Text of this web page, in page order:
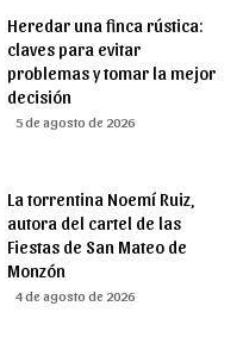
Heredar una finca rústica:
claves para evitar
problemas y tomar la mejor
decisión
5 de agosto de 2026
La torrentina Noemí Ruiz,
autora del cartel de las
Fiestas de San Mateo de
Monzón
4 de agosto de 2026